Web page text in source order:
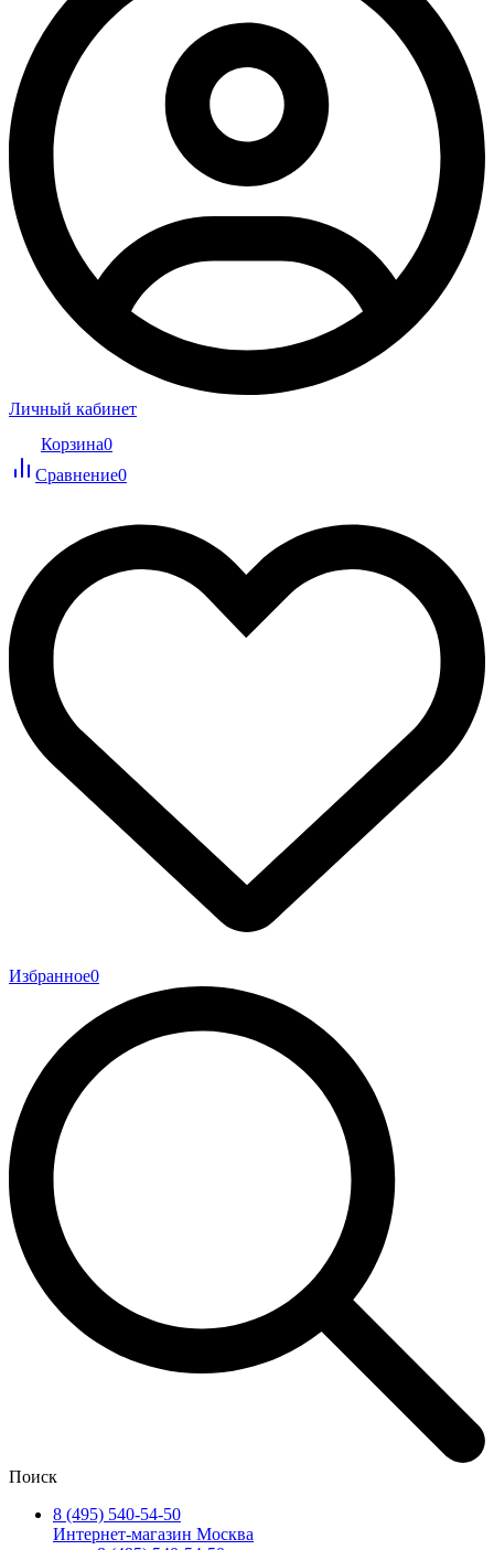
Личный кабинет
Корзина0
Сравнение0
Избранное0
Поиск
8 (495) 540-54-50
Интернет-магазин Москва